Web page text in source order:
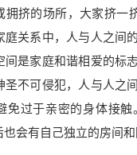
拥挤的场所，大家挤一
庭关系中，人与人之间
间是家庭和谐相爱的标
圣不可侵犯，人与人之
免过于亲密的身体接
会有自己独立的房间和